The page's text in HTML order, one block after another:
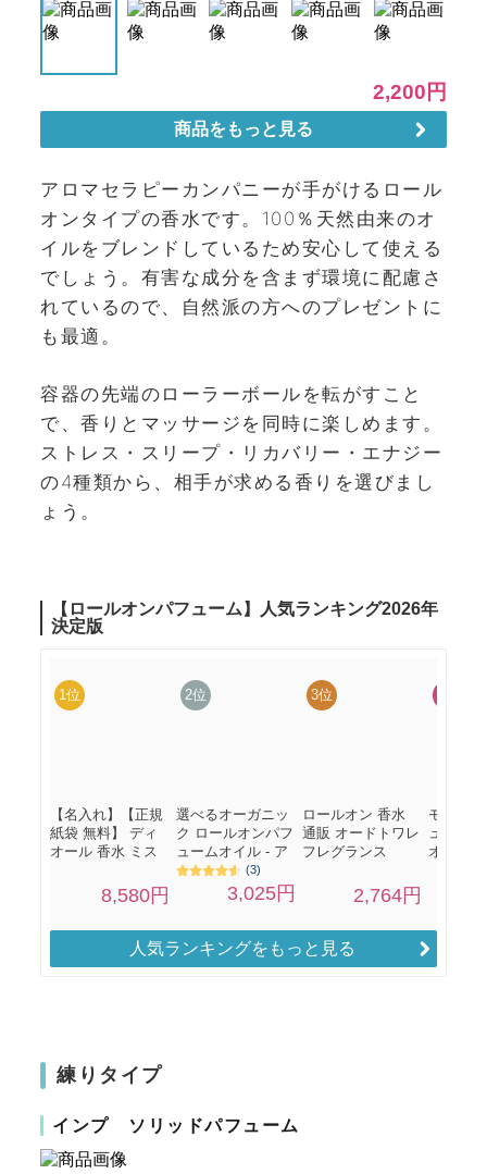
アロマセラピーカンパニーが手がけるロール
オンタイプの香水です。100％天然由来のオ
イルをブレンドしているため安心して使える
でしょう。有害な成分を含まず環境に配慮さ
れているので、自然派の方へのプレゼントに
も最適。
容器の先端のローラーボールを転がすこと
で、香りとマッサージを同時に楽しめます。
ストレス・スリープ・リカバリー・エナジー
の4種類から、相手が求める香りを選びまし
ょう。
人気ランキングをもっと見る
練りタイプ
インプ ソリッドパフューム